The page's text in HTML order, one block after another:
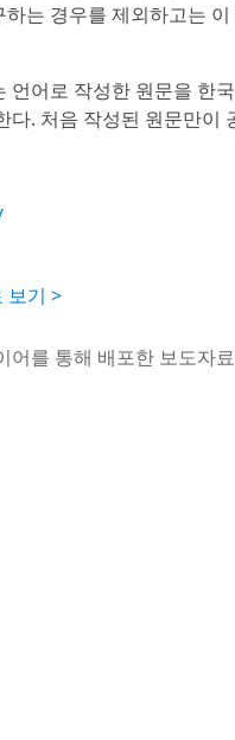
는 경우를 제외하고는
언어로 작성한 원문을 한
다. 처음 작성된 원문만
보기 >
어를 통해 배포한 보도자